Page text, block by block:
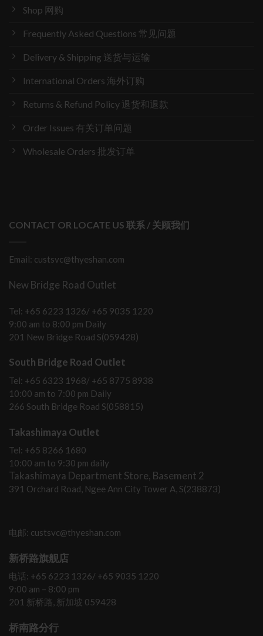
Shop 网购
Frequently Asked Questions 常见问题
Delivery & Shipping 送货与运输
International Orders 海外订购
Returns & Refund Policy 退货和退款
Order Issues 有关订单问题
Wholesale Orders 批发订单
CONTACT OR LOCATE US 联系 / 关顾我们
Email: custsvc@thyeshan.com
New Bridge Road Outlet
Tel: +65 6223 1326/ +65 9035 1220
9:00 am to 8:00 pm Daily
201 New Bridge Road S(059428)
South Bridge Road Outlet
Tel: +65 6323 1968/ +65 8775 8938
10:00 am to 7:00 pm Daily
266 South Bridge Road S(058815)
Takashimaya Outlet
Tel: +65 8266 1680
10:00 am to 9:30 pm daily
Takashimaya Department Store, Basement 2
391 Orchard Road, Ngee Ann City Tower A, S(238873)
电邮: custsvc@thyeshan.com
新桥路旗舰店
电话: +65 6223 1326/ +65 9035 1220
9:00 am – 8:00 pm
201 新桥路, 新加坡 059428
桥南路分行